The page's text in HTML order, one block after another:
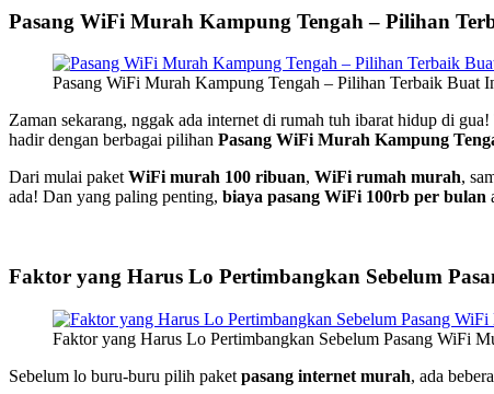
Pasang WiFi Murah Kampung Tengah – Pilihan
Pasang WiFi Murah Kampung Tengah – Pilihan Terbaik Buat
Zaman sekarang, nggak ada internet di rumah tuh ibarat hidup di
hadir dengan berbagai pilihan Pasang WiFi Murah Kampung
Dari mulai paketWiFi murah 100 ribuan, WiFi rumah murah,
ada! Dan yang paling penting, biaya pasang WiFi 100rb per bulan
Faktor yang Harus Lo Pertimbangkan Sebelum
Faktor yang Harus Lo Pertimbangkan Sebelum Pasang WiFi
Sebelum lo buru-buru pilih paket pasang internet murah, ada